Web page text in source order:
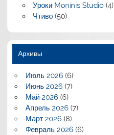
Уроки Moninis Studio(4)
Чтиво(50)
Архивы
Июль 2026(6)
Июнь 2026(7)
Май 2026(6)
Апрель 2026(7)
Март 2026(8)
Февраль 2026(6)